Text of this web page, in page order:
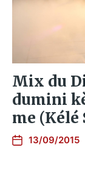
Mix du
dumini
me (Kélé
13/09/2015